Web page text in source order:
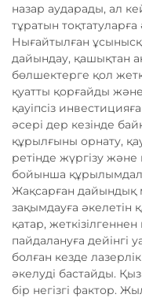
назар аударады, ал
тұратын
Нығайтылған
дайындау, қашықтан
бөлшектерге қол
қуатты қорғайды
қауіпсіз
әсері дер кезінде
құрылғыны орнату,
ретінде жүргізу және
бойынша
Жақсарған дайындық
зақымдауға әкелетін
қатар, жеткізілгеннен
пайдалануға дейінгі
болған кезде
әкелуді бастайды.
бір негізгі фактор.